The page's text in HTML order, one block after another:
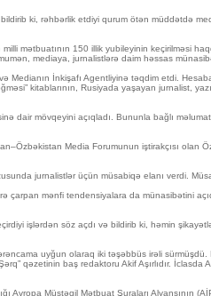
ki, rəhbərlik etdiyi qurum ötən müddətdə
mətbuatının 150 illik yubileyinin keçirilməsi
mediaya, jurnalistlərə daim həssas
İnkişafı Agentliyinə təqdim etdi.
kitablarının, Rusiyada yaşayan jurnalist,
dair mövqeyini açıqladı. Bununla bağlı
Media Forumunun iştirakçısı
jurnalistlər üçün müsabiqə elanı verdi.
mənfi tendensiyalara da münasibətini
işlərdən söz açdı və bildirib ki, həmin
uyğun olaraq iki təşəbbüs irəli
qəzetinin baş redaktoru Akif Aşırlıdır.
Müstəqil Mətbuat Şuraları Alyansının